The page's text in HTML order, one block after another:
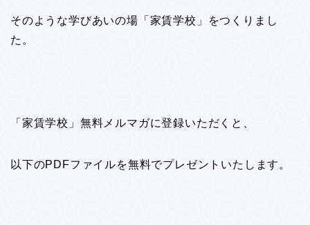
そのような学びあいの場「家賃学校」をつくりまし
た。
「家賃学校」無料メルマガに登録いただくと、
以下のPDFファイルを無料でプレゼントいたします。